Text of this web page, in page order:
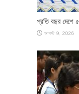
প্রতি বছর দেশে
আগস্ট 9, 2026